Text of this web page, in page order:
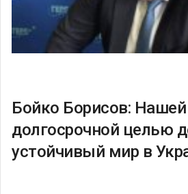
Бойко Борисов: Нашей
долгосрочной целью
устойчивый мир в